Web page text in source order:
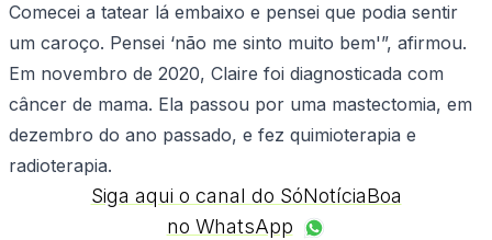
Comecei a tatear lá embaixo e pensei que podia sentir
um caroço. Pensei ‘não me sinto muito bem'”, afirmou.
Em novembro de 2020, Claire foi diagnosticada com
câncer de mama. Ela passou por uma mastectomia, em
dezembro do ano passado, e fez quimioterapia e
radioterapia.
Siga aqui o canal do SóNotíciaBoa
no WhatsApp